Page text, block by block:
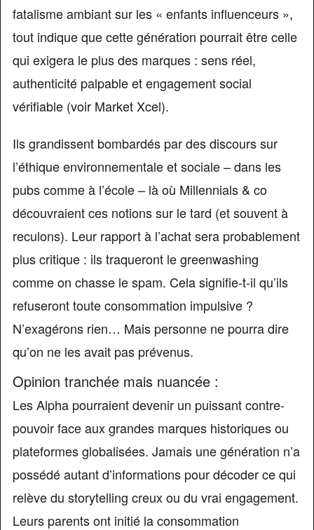
fatalisme ambiant sur les « enfants influenceurs »,
tout indique que cette génération pourrait être celle
qui exigera le plus des marques : sens réel,
authenticité palpable et engagement social
vérifiable (voir Market Xcel).
Ils grandissent bombardés par des discours sur
l’éthique environnementale et sociale – dans les
pubs comme à l’école – là où Millennials & co
découvraient ces notions sur le tard (et souvent à
reculons). Leur rapport à l’achat sera probablement
plus critique : ils traqueront le greenwashing
comme on chasse le spam. Cela signifie-t-il qu’ils
refuseront toute consommation impulsive ?
N’exagérons rien… Mais personne ne pourra dire
qu’on ne les avait pas prévenus.
Opinion tranchée mais nuancée :
Les Alpha pourraient devenir un puissant contre-
pouvoir face aux grandes marques historiques ou
plateformes globalisées. Jamais une génération n’a
possédé autant d’informations pour décoder ce qui
relève du storytelling creux ou du vrai engagement.
Leurs parents ont initié la consommation